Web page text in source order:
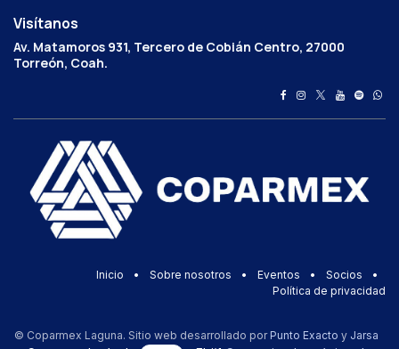
Visítanos
Av. Matamoros 931, Tercero de Cobián Centro, 27000
Torreón, Coah.
Inicio • Sobre nosotros • Eventos • Socios
•
Política de privacidad
© Coparmex Laguna. Sitio web desarrollado por Punto Exacto y Jarsa